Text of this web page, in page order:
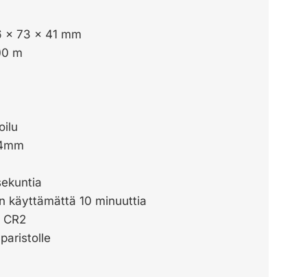
x 73 x 41 mm
m
käyttämättä 10 minuuttia